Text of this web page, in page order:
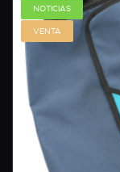
NOTICIAS
VENTA